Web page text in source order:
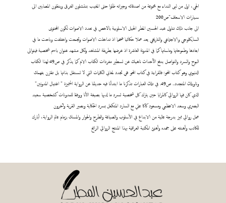
الحي، اول من لبى النداء مع مجموعة من اصدقائه وجيرانه ظلوا حتى المغيب ينتشلون الغرقى وينقلون المصابين الى
سيارات الاسعاف"ص200
السايكلوجي والاجتماعي والتاريخي يعد عملا حكائيا ضخما اذ تداخلت الاصوات وتجمعت واختلفت وباحت ما في
ابعادها وطموحاتها وماساتها كما في المدونة العاشرة اذ عرضها بطريقة المشاهد ولكل مشهد عنوان باسم شخصية فيتوالى
البوح والسرد والتواصل بدفع الآحداث ناهيك عن تسطير مفردات الكتاب الام كما يذكر في ص49 لهذا الكتاب
الدنيوي وهو كتاب المحو: فالقراءة في كتاب المحو هي تجدد لمعاني الكلمات التي لا تستقل بذاتها بل تقترن بفهمك
وتاويلك المتجدد.. ص49. في تلك العبارات تذكرنا ما ابتدأنا فيه حديثنا عن الرواية المتميزة " اغتيال المدونين"
الذي كان فيها الروائي كالمرايا حين يترك كل شخصية تسرد ما لديها بصيغة الأنا ووفقا للمدونات كشخصية سعيد
البصري وسعد الاعظمي ومسعود كاكا علي مع السارد المتكفل بسرد الحكاية وبصير القرية وآخرون
عمل روائي مميز بدرجة عالية من الابداع في الأسلوب والصياغة والطرح والحوار والمسك بزمام عالم الرواية، أبارك
للكاتب وأهنئه على جهده وأهنئ المكتبة العراقية بهذا المنتج الروائي الرائع